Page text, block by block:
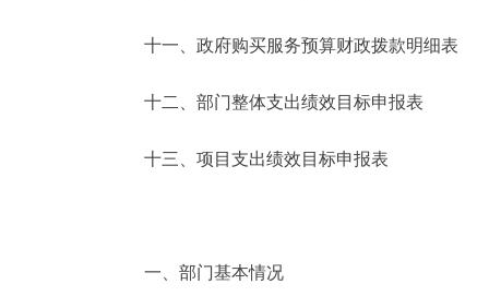
十一、政府购买服务预算财政拨款明细表
十二、部门整体支出绩效目标申报表
十三、项目支出绩效目标申报表
一、部门基本情况